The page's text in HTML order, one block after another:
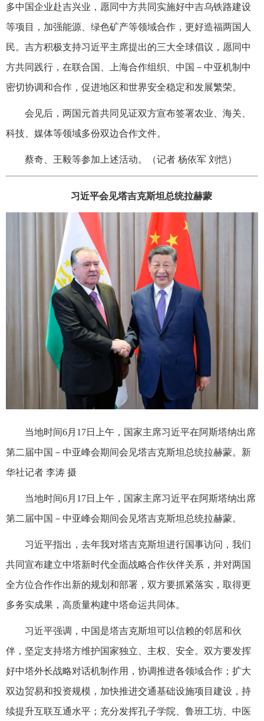
多中国企业赴吉兴业，愿同中方共同实施好中吉乌铁路建设
等项目，加强能源、绿色矿产等领域合作，更好造福两国人
民。吉方积极支持习近平主席提出的三大全球倡议，愿同中
方共同践行，在联合国、上海合作组织、中国－中亚机制中
密切协调和合作，促进地区和世界安全稳定和发展繁荣。
会见后，两国元首共同见证双方宣布签署农业、海关、
科技、媒体等领域多份双边合作文件。
蔡奇、王毅等参加上述活动。（记者 杨依军 刘恺）
习近平会见塔吉克斯坦总统拉赫蒙
当地时间6月17日上午，国家主席习近平在阿斯塔纳出席
第二届中国－中亚峰会期间会见塔吉克斯坦总统拉赫蒙。新
华社记者 李涛 摄
当地时间6月17日上午，国家主席习近平在阿斯塔纳出席
第二届中国－中亚峰会期间会见塔吉克斯坦总统拉赫蒙。
习近平指出，去年我对塔吉克斯坦进行国事访问，我们
共同宣布建立中塔新时代全面战略合作伙伴关系，并对两国
全方位合作作出新的规划和部署，双方要抓紧落实，取得更
多务实成果，高质量构建中塔命运共同体。
习近平强调，中国是塔吉克斯坦可以信赖的邻居和伙
伴，坚定支持塔方维护国家独立、主权、安全。双方要发挥
好中塔外长战略对话机制作用，协调推进各领域合作；扩大
双边贸易和投资规模，加快推进交通基础设施项目建设，持
续提升互联互通水平；充分发挥孔子学院、鲁班工坊、中医